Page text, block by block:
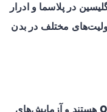
در پلاسما و ادرار
مختلف در بدن
هستند و آزمایش‌های